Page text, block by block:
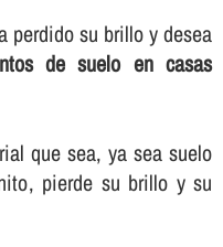
perdido su brillo y desea
de suelo en casas
que sea, ya sea suelo
pierde su brillo y su